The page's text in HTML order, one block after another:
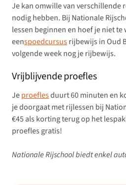
Je kan omwille van verschillende
nodig hebben. Bij Nationale
lessen beginnen en hoef je niet
eenspoedcursusrijbewijs in Oud
volgende week nog je rijbewijs.
Vrijblijvende proefles
Jeproeflesduurt 60 minuten en
je doorgaat met rijlessen bij
€45 als korting terug op het
proefles gratis!
Nationale Rijschool biedt enkel